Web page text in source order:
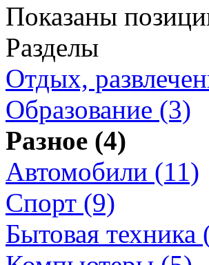
Показаны
Разделы
Отдых,
Образование (3)
Разное (4)
Автомобили (11)
Спорт (9)
Бытовая техника